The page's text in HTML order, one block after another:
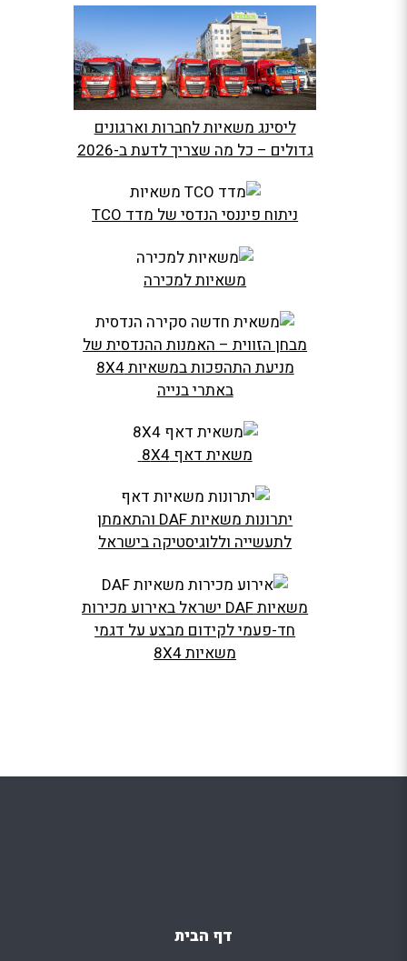
ליסינג משאיות לחברות וארגונים
גדולים – כל מה שצריך לדעת ב-2026
ניתוח פיננסי הנדסי של מדד ‎TCO‎
משאיות למכירה
מבחן הזווית – האמנות ההנדסית של
מניעת התהפכות במשאיות ‎8X4‎
באתרי בנייה
משאית דאף 8X4
יתרונות משאיות DAF והתאמתן
לתעשייה וללוגיסטיקה בישראל
משאיות DAF ישראל באירוע מכירות
חד-פעמי לקידום מבצע על דגמי
משאיות 8X4
דף הבית